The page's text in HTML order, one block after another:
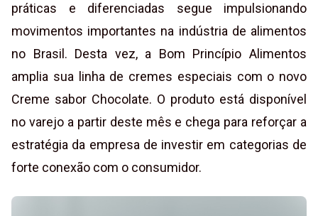
práticas e diferenciadas segue impulsionando
movimentos importantes na indústria de alimentos
no Brasil. Desta vez, a Bom Princípio Alimentos
amplia sua linha de cremes especiais com o novo
Creme sabor Chocolate. O produto está disponível
no varejo a partir deste mês e chega para reforçar a
estratégia da empresa de investir em categorias de
forte conexão com o consumidor.